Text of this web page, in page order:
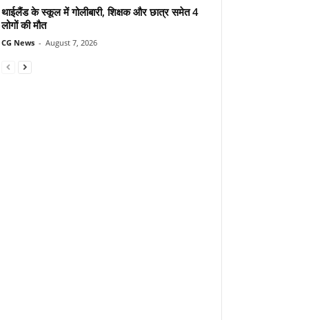
थाईलैंड के स्कूल में गोलीबारी, शिक्षक और छात्र समेत 4
लोगों की मौत
CG News - August 7, 2026